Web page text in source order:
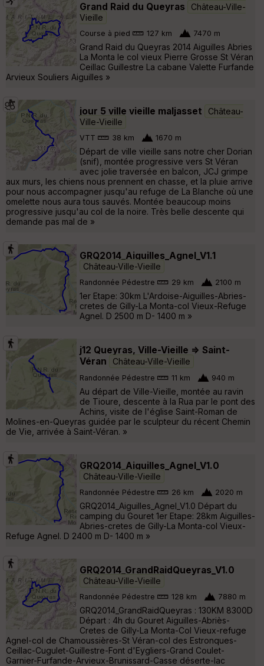
Grand Raid du Queyras
Château-Ville-
Vieille
Course à pied 127 km 7470 m
Grand Raid du Queyras 2014 Aiguilles Abries
La Monta le col vieux Pierre Grosse St Véran
Ceillac Guillestre La cabane Valette Furfande
Arvieux Souliers Aiguilles »
jour 5 ville vieille maljasset
Château-
Ville-Vieille
VTT 38 km 1670 m
Départ de ville vieille sans notre cher Dorian
(snif), montée progressive vers St Véran
avec jolie traversée en balcon, JCJ grimpe
aux murs, les chiens nous prennent en chasse, et la pluie arrive
pour nous accompagner jusqu'au refuge de La Blanche où une
omelette nous aura tous sauvés. Montée beaucoup moins
progressive jusqu'au col de la noire. Très belle descente qui
demande pas mal de »
GRQ2014_Aiguilles_Agnel_V1.1
Château-Ville-Vieille
Randonnée Pédestre 29 km 2100 m
1er Etape: 30km L'Ardoise-Aiguilles-Abries-
cretes de Gilly-La Monta-col Vieux-Refuge
Agnel. D 2500 m D- 1400 m »
j12 Queyras, Ville-Vieille => Saint-
Véran
Château-Ville-Vieille
Randonnée Pédestre 11 km 940 m
Au départ de Ville-Vieille, montée au ravin
de Tioure, descente à la Rua par le pont des
Achins, visite de l'église Saint-Roman de
Molines-en-Queyras guidée par le sculpteur du récent Chemin
de Vie, arrivée à Saint-Véran. »
GRQ2014_Aiguilles_Agnel_V1.0
Château-Ville-Vieille
Randonnée Pédestre 26 km 2020 m
GRQ2014_Aiguilles_Agnel_V1.0 Départ du
camping du Gouret 1er Etape: 28km Aiguilles-
Abries-cretes de Gilly-La Monta-col Vieux-
Refuge Agnel. D 2400 m D- 1400 m »
GRQ2014_GrandRaidQueyras_V1.0
Château-Ville-Vieille
Randonnée Pédestre 128 km 7880 m
GRQ2014_GrandRaidQueyras : 130KM 8300D
Départ : 4h du Gouret Aiguilles-Abriès-
Cretes de Gilly-La Monta-Col Vieux-refuge
Agnel-col de Chamoussières-St Véran-col des Estronques-
Ceillac-Cugulet-Guillestre-Font d'Eygliers-Grand Coulet-
Garnier-Furfande-Arvieux-Brunissard-Casse déserte-lac